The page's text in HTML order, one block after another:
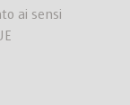
ai sensi